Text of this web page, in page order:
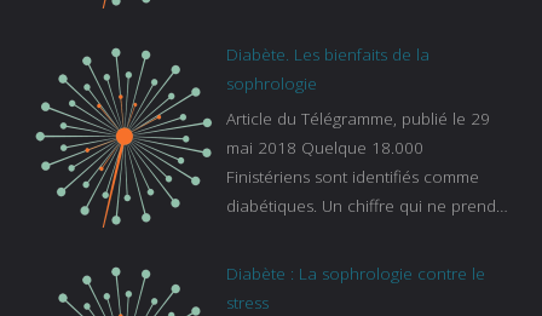
bleu :
https://www.francebleu.fr/emissions/l
sur-le-sommeil
Diabète. Les bienfaits de la
sophrologie
Article du Télégramme, publié le 29
mai 2018 Quelque 18.000
Finistériens sont identifiés comme
diabétiques. Un chiffre qui ne prend
s’ignorent. « C’est une pathologie qui
continue à augmenter, souligne
Diabète : La sophrologie contre le
stress